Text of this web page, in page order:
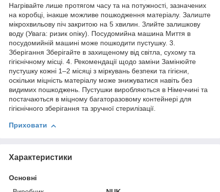
Нагрівайте лише протягом часу та на потужності, зазначених
на коробці, інакше можливе пошкодження матеріалу. Залиште
мікрохвильову піч закритою на 5 хвилин. Злийте залишкову
воду (Увага: ризик опіку). Посудомийна машина Миття в
посудомийній машині може пошкодити пустушку. 3.
Зберігання Зберігайте в захищеному від світла, сухому та
гігієнічному місці. 4. Рекомендації щодо заміни Замінюйте
пустушку кожні 1–2 місяці з міркувань безпеки та гігієни,
оскільки міцність матеріалу може знижуватися навіть без
видимих пошкоджень. Пустушки виробляються в Німеччині та
постачаються в міцному багаторазовому контейнері для
гігієнічного зберігання та зручної стерилізації.
Приховати
Характеристики
Основні